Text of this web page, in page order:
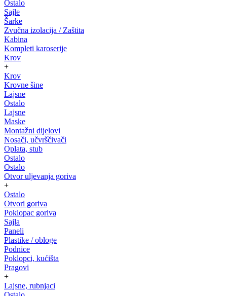
Ostalo
Sajle
Šarke
Zvučna izolacija / Zaštita
Kabina
Kompleti karoserije
Krov
+
Krov
Krovne šine
Lajsne
Ostalo
Lajsne
Maske
Montažni dijelovi
Nosači, učvrščivači
Oplata, stub
Ostalo
Ostalo
Otvor uljevanja goriva
+
Ostalo
Otvori goriva
Poklopac goriva
Sajla
Paneli
Plastike / obloge
Podnice
Poklopci, kućišta
Pragovi
+
Lajsne, rubnjaci